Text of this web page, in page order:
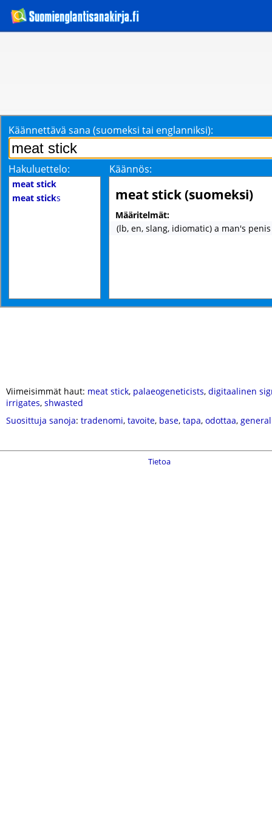
Käännettävä sana (suomeksi tai englanniksi):
Hakuluettelo: Käännös:
meat stick
meat sticks meat stick (suomeksi)
Määritelmät:
(lb, en, slang, idiomatic) a man's penis
Viimeisimmät haut: meat stick, palaeogeneticists, digitaalinen
irrigates, shwasted
Suosittuja sanoja: tradenomi, tavoite, base, tapa, odottaa, general
Tietoa